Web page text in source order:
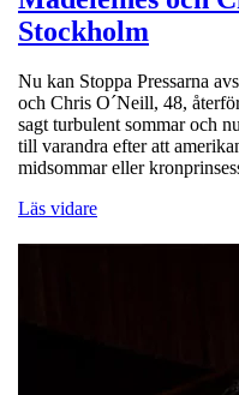
Stockholm
Nu kan Stoppa Pressarna
och Chris O´Neill, 48,
sagt turbulent sommar och
till varandra efter att
midsommar eller
Läs vidare